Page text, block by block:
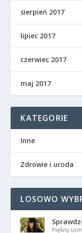
sierpień 2017
lipiec 2017
czerwiec 2017
maj 2017
KATEGORIE
Inne
Zdrowie i uroda
LOSOWO
Piękny